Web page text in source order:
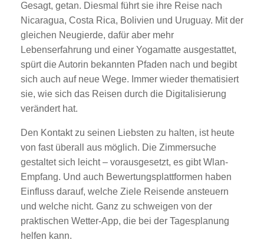
Gesagt, getan. Diesmal führt sie ihre Reise nach
Nicaragua, Costa Rica, Bolivien und Uruguay. Mit der
gleichen Neugierde, dafür aber mehr
Lebenserfahrung und einer Yogamatte ausgestattet,
spürt die Autorin bekannten Pfaden nach und begibt
sich auch auf neue Wege. Immer wieder thematisiert
sie, wie sich das Reisen durch die Digitalisierung
verändert hat.
Den Kontakt zu seinen Liebsten zu halten, ist heute
von fast überall aus möglich. Die Zimmersuche
gestaltet sich leicht – vorausgesetzt, es gibt Wlan-
Empfang. Und auch Bewertungsplattformen haben
Einfluss darauf, welche Ziele Reisende ansteuern
und welche nicht. Ganz zu schweigen von der
praktischen Wetter-App, die bei der Tagesplanung
helfen kann.